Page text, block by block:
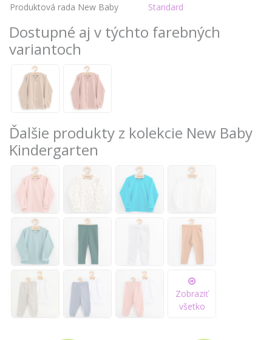
Produktová rada New Baby
Standard
Dostupné aj v týchto farebných
variantoch
Ďalšie produkty z kolekcie New Baby
Kindergarten
Zobraziť
všetko